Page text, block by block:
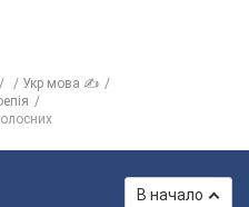
Укр мова ✍
В начало